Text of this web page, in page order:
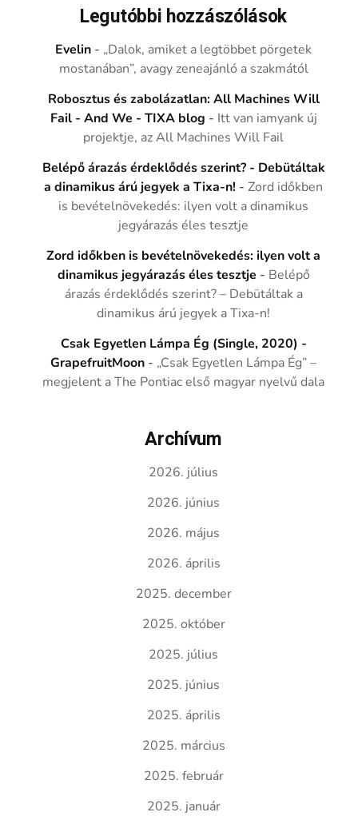
Legutóbbi hozzászólások
Evelin - „Dalok, amiket a legtöbbet pörgetek
mostanában”, avagy zeneajánló a szakmától
Robosztus és zabolázatlan: All Machines Will
Fail - And We - TIXA blog - Itt van iamyank új
projektje, az All Machines Will Fail
Belépő árazás érdeklődés szerint? - Debütáltak
a dinamikus árú jegyek a Tixa-n! -Zord időkben
is bevételnövekedés: ilyen volt a dinamikus
jegyárazás éles tesztje
Zord időkben is bevételnövekedés: ilyen volt a
dinamikus jegyárazás éles tesztje - Belépő
árazás érdeklődés szerint? – Debütáltak a
dinamikus árú jegyek a Tixa-n!
Csak Egyetlen Lámpa Ég (Single, 2020) -
GrapefruitMoon - „Csak Egyetlen Lámpa Ég” –
megjelent a The Pontiac első magyar nyelvű dala
Archívum
2026. július
2026. június
2026. május
2026. április
2025. december
2025. október
2025. július
2025. június
2025. április
2025. március
2025. február
2025. január